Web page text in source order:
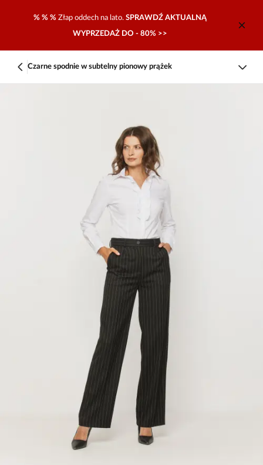
% % % Złap oddech na lato. SPRAWDŹ AKTUALNĄ
WYPRZEDAŻ DO - 80% >>
Czarne spodnie w subtelny pionowy prążek